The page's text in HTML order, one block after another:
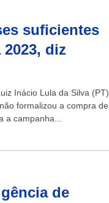
suficientes
diz
Inácio Lula da Silva (PT)
formalizou a compra de
campanha...
de